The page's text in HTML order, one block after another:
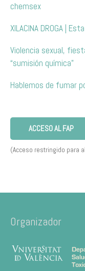
chemsex
XILACINA DROGA |
Violencia sexual,
“sumisión química”
Hablemos de fumar
ACCESO AL FAP
(Acceso restringido para
Organizador